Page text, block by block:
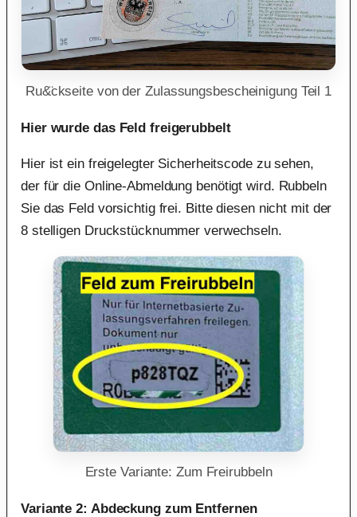
Ru&̈ckseite von der Zulassungsbescheinigung Teil 1
Hier wurde das Feld freigerubbelt
Hier ist ein freigelegter Sicherheitscode zu sehen,
der für die Online-Abmeldung benötigt wird. Rubbeln
Sie das Feld vorsichtig frei. Bitte diesen nicht mit der
8 stelligen Druckstücknummer verwechseln.
Erste Variante: Zum Freirubbeln
Variante 2: Abdeckung zum Entfernen